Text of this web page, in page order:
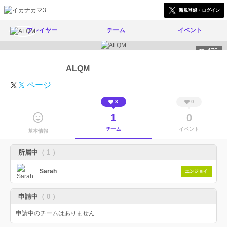
新規登録・ログイン
プレイヤー チーム イベント
475
ALQM
𝕏 ページ
基本情報
3
1
チーム
0
0
イベント
所属中 （ 1 ）
Sarah エンジョイ
申請中 （ 0 ）
申請中のチームはありません